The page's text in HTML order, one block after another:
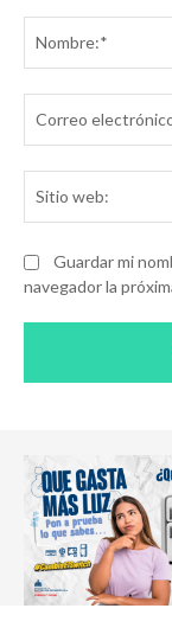
Guardar mi
navegador la